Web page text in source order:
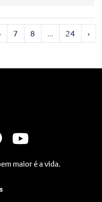
7 8 ... 24 ›
maior é a vida.